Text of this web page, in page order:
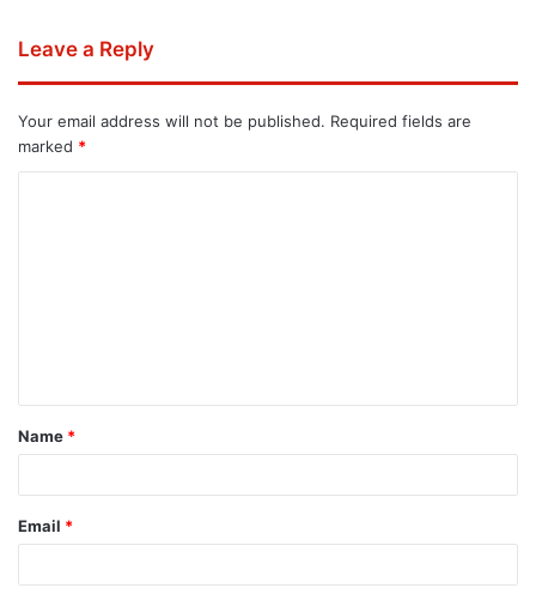
Leave a Reply
Your email address will not be published. Required fields are
marked *
Name *
Email *